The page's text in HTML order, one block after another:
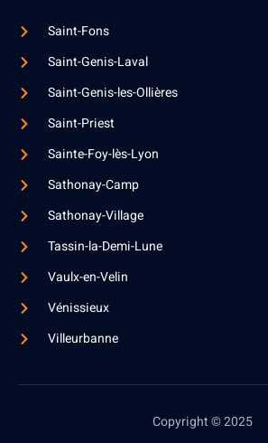
Saint-Fons
Saint-Genis-Laval
Saint-Genis-les-Ollières
Saint-Priest
Sainte-Foy-lès-Lyon
Sathonay-Camp
Sathonay-Village
Tassin-la-Demi-Lune
Vaulx-en-Velin
Vénissieux
Villeurbanne
Copyright © 2025